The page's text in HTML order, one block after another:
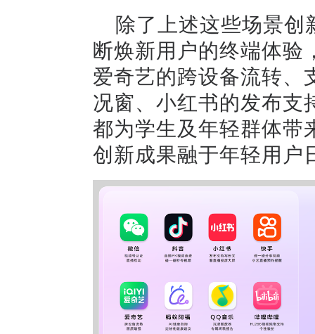
除了上述这些场景
断焕新用户的终端体验
爱奇艺的跨设备流转、
况窗、小红书的发布支
都为学生及年轻群体带
创新成果融于年轻用户